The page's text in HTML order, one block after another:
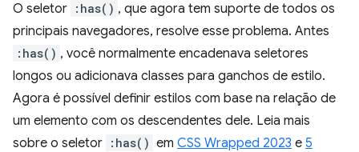
O seletor :has() , que agora tem suporte de todos os
principais navegadores, resolve esse problema. Antes
:has() , você normalmente encadenava seletores
longos ou adicionava classes para ganchos de estilo.
Agora é possível definir estilos com base na relação de
um elemento com os descendentes dele. Leia mais
sobre o seletor :has() em CSS Wrapped 2023 e 5